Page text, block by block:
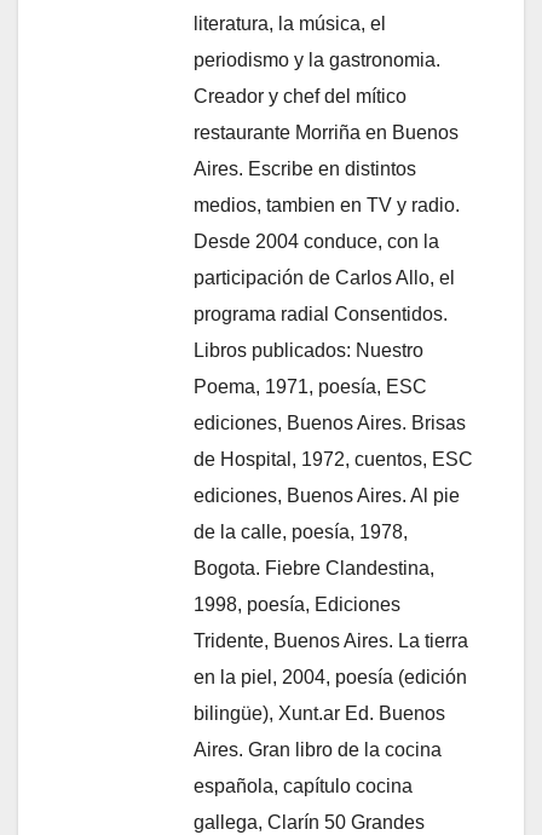
literatura, la música, el
periodismo y la gastronomia.
Creador y chef del mítico
restaurante Morriña en Buenos
Aires. Escribe en distintos
medios, tambien en TV y radio.
Desde 2004 conduce, con la
participación de Carlos Allo, el
programa radial Consentidos.
Libros publicados: Nuestro
Poema, 1971, poesía, ESC
ediciones, Buenos Aires. Brisas
de Hospital, 1972, cuentos, ESC
ediciones, Buenos Aires. Al pie
de la calle, poesía, 1978,
Bogota. Fiebre Clandestina,
1998, poesía, Ediciones
Tridente, Buenos Aires. La tierra
en la piel, 2004, poesía (edición
bilingüe), Xunt.ar Ed. Buenos
Aires. Gran libro de la cocina
española, capítulo cocina
gallega, Clarín 50 Grandes